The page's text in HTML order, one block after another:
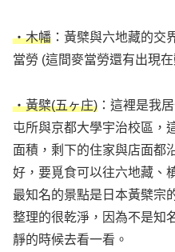
・木幡 ：黃檗與六地藏的交
當勞 (這間麥當勞還有出現在
・黃檗(五ヶ庄) ：這裡是我
屯所與京都大學宇治校區，
面積，剩下的住家與店面都
好，要覓食可以往六地藏、
最知名的景點是日本黃檗宗
整理的很乾淨，因為不是知
靜的時候去看一看。